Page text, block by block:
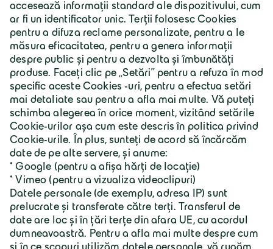
Despre Geiger
Carieră
Geiger Group Romania S.R.L.
B-dul Primaverii Nr. 47-49, etaj 1, ap 3, Sector 1
CP 011973 Bucureşti